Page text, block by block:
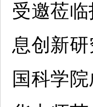
受邀莅
息创新
国科学